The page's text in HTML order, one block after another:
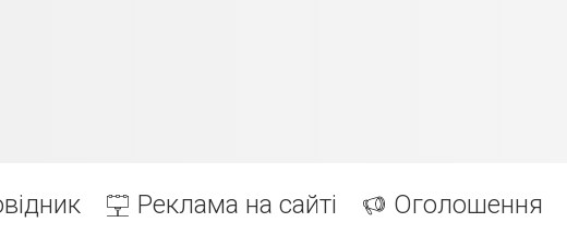
Реклама на сайті Оголошення